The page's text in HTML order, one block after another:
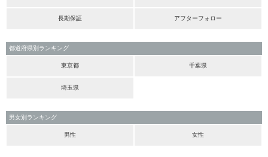
長期保証 アフターフォロー
都道府県別ランキング
東京都 千葉県
埼玉県
男女別ランキング
男性 女性